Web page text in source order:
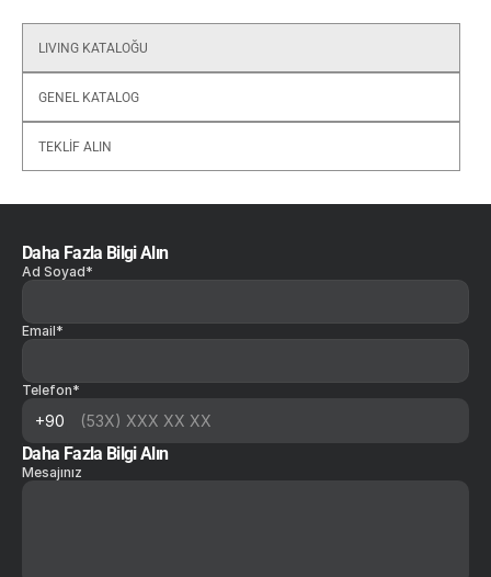
LIVING KATALOĞU
GENEL KATALOG
TEKLİF ALIN
Daha Fazla Bilgi Alın
Ad Soyad*
Email*
Telefon*
Daha Fazla Bilgi Alın
Mesajınız